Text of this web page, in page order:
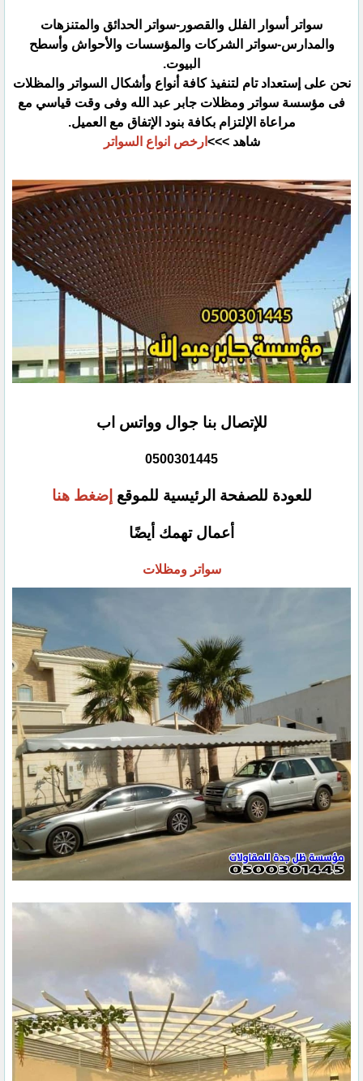
سواتر أسوار الفلل والقصور-سواتر الحدائق والمتنزهات
والمدارس-سواتر الشركات والمؤسسات والأحواش ‏وأسطح
البيوت.‏
نحن على إستعداد تام لتنفيذ كافة أنواع وأشكال السواتر والمظلات
فى مؤسسة سواتر ومظلات جابر عبد الله وفى ‏وقت قياسي مع
مراعاة الإلتزام بكافة بنود الإتفاق مع العميل‏.
شاهد >>> ارخص انواع السواتر
للإتصال بنا جوال وواتس اب
0500301445
للعودة للصفحة الرئيسية للموقع إضغط هنا
أعمال تهمك أيضًا
سواتر ومظلات